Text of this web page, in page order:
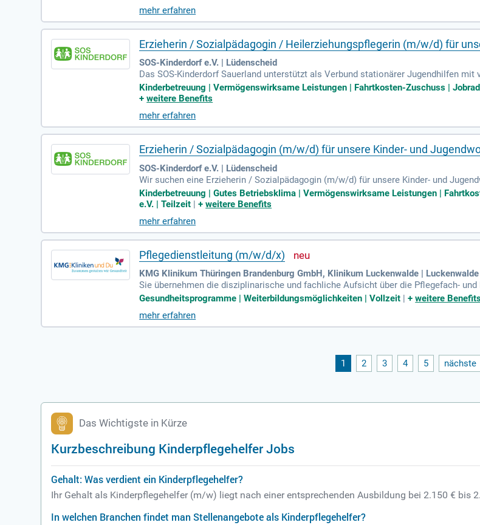
mehr erfahren
Erzieherin / Sozialpädagogin / Heilerziehungspflegerin (m/w/d) für
SOS-Kinderdorf e.V. | Lüdenscheid
Das SOS-Kinderdorf Sauerland unterstützt als Verbund stationärer Jugendhilfen
0 Mitarbeitenden verbessern wir täglich die Lebenssituation vieler Kinder,
Kinderbetreuung | Vermögenswirksame Leistungen | Fahrtkosten-Zuschuss |
+weitere Benefits
mehr erfahren
Erzieherin / Sozialpädagogin (m/w/d) für unsere Kinder- und
SOS-Kinderdorf e.V. | Lüdenscheid
Wir suchen eine Erzieherin / Sozialpädagogin (m/w/d) für unsere Kinder- und
Unser Fokus liegt auf Jungen und Mädchen ab dem Grundschulalter, die eine
n bieten wir Unterstützung durch stabile, vertrauensvolle Beziehungen. Die
ndividuelle Entwicklung der Kinder fördert.
Kinderbetreuung | Gutes Betriebsklima | Vermögenswirksame Leistungen |
e.V. | Teilzeit |+weitere Benefits
mehr erfahren
Pflegedienstleitung (m/w/d/x)
KMG Klinikum Thüringen Brandenburg GmbH, Klinikum Luckenwalde | Luckenwalde
Sie übernehmen die disziplinarische und fachliche Aufsicht über die Pflegefach-
le anderen Mitarbeitenden im Pflegedienst sowie den entsprechenden
Gesundheitsprogramme | Weiterbildungsmöglichkeiten | Vollzeit |+weitere
mehr erfahren
1 2 3 4 5 nächste
Das Wichtigste in Kürze
Kurzbeschreibung Kinderpflegehelfer Jobs
Gehalt: Was verdient ein Kinderpflegehelfer?
Ihr Gehalt als Kinderpflegehelfer (m/w) liegt nach einer entsprechenden Ausbildung bei 2.150 € bis
In welchen Branchen findet man Stellenangebote als Kinderpflegehelfer?